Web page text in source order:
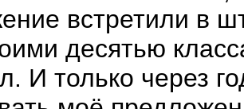
встретили в
десятью
И только через